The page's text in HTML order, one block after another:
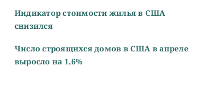
Индикатор стоимости жилья в США
снизился
Число строящихся домов в США в апреле
выросло на 1,6%